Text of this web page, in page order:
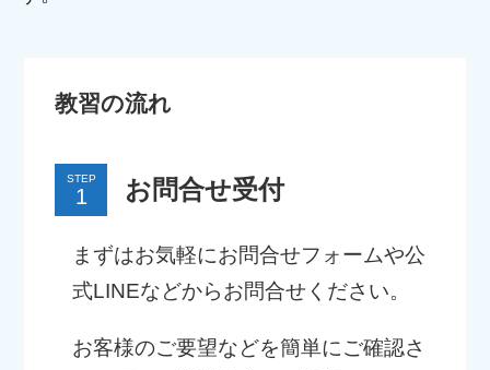
教習の流れ
STEP お問合せ受付
まずはお気軽にお問合せフォームや公
式LINEなどからお問合せください。
お客様のご要望などを簡単にご確認さ